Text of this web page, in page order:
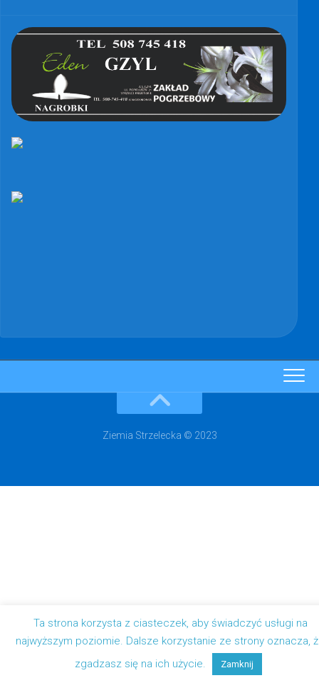
Ziemia Strzelecka © 2023
Ta strona korzysta z ciasteczek, aby świadczyć usługi na
najwyższym poziomie. Dalsze korzystanie ze strony oznacza,
zgadzasz się na ich użycie.
Zamknij